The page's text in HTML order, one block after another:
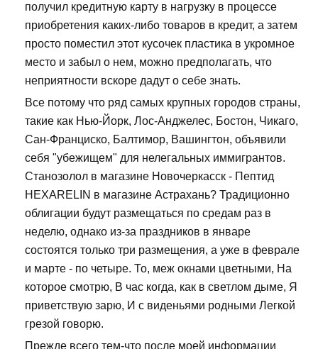
получил кредитную карту в нагрузку в процессе
приобретения каких-либо товаров в кредит, а затем
просто поместил этот кусочек пластика в укромное
место и забыл о нем, можно предполагать, что
неприятности вскоре дадут о себе знать.
Все потому что ряд самых крупных городов страны,
такие как Нью-Йорк, Лос-Анджелес, Бостон, Чикаго,
Сан-Франциско, Балтимор, Вашингтон, объявили
себя "убежищем" для нелегальных иммигрантов.
Станозолол в магазине Новочеркасск - Пептид
HEXARELIN в магазине Астрахань? Традиционно
облигации будут размещаться по средам раз в
неделю, однако из-за праздников в январе
состоятся только три размещения, а уже в феврале
и марте - по четыре. То, меж окнами цветными, На
которое смотрю, В час когда, как в светлом дыме, Я
приветствую зарю, И с виденьями родными Легкой
грезой говорю.
Прежде всего тем-что после моей информации